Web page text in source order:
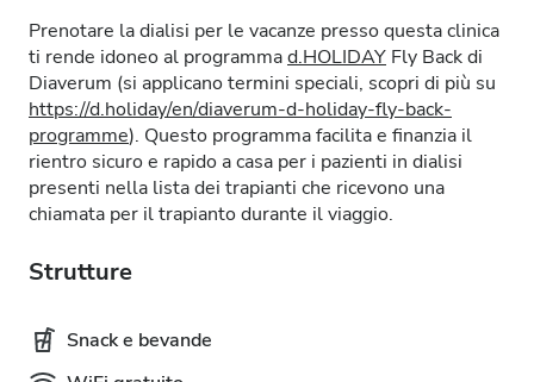
Prenotare la dialisi per le vacanze presso questa clinica
ti rende idoneo al programmad.HOLIDAY Fly Back di
Diaverum (si applicano termini speciali, scopri di più su
https://d.holiday/en/diaverum-d-holiday-fly-back-
programme). Questo programma facilita e finanzia il
rientro sicuro e rapido a casa per i pazienti in dialisi
presenti nella lista dei trapianti che ricevono una
chiamata per il trapianto durante il viaggio.
Strutture
Snack e bevande